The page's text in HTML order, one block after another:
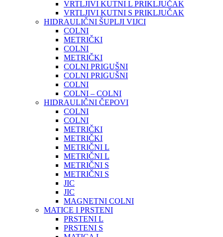
VRTLJIVI KUTNI L PRIKLJUČAK
VRTLJIVI KUTNI S PRIKLJUČAK
HIDRAULIČNI ŠUPLJI VIJCI
COLNI
METRIČKI
COLNI
METRIČKI
COLNI PRIGUŠNI
COLNI PRIGUŠNI
COLNI
COLNI – COLNI
HIDRAULIČNI ČEPOVI
COLNI
COLNI
METRIČKI
METRIČKI
METRIČNI L
METRIČNI L
METRIČNI S
METRIČNI S
JIC
JIC
MAGNETNI COLNI
MATICE I PRSTENI
PRSTENI L
PRSTENI S